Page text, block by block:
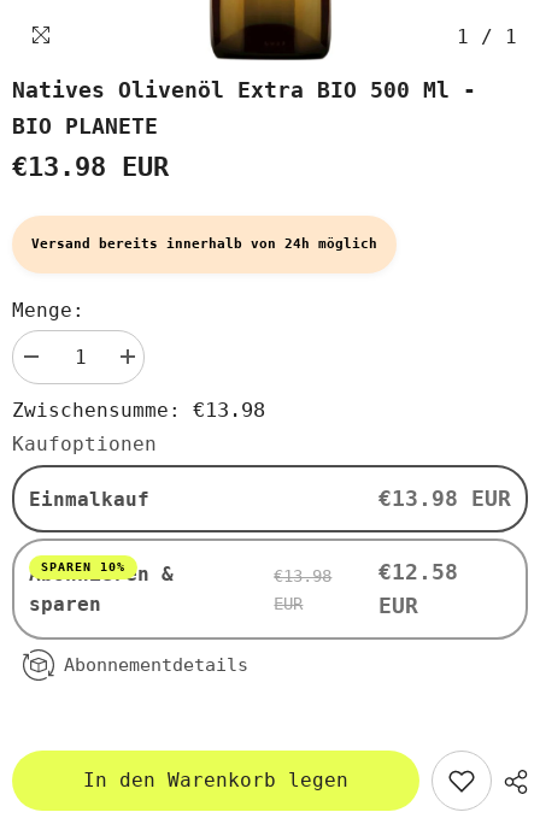
1 / 1
Natives Olivenöl Extra BIO 500 Ml -
BIO PLANETE
€13.98 EUR
Versand bereits innerhalb von 24h möglich
Menge:
verringern
für
Natives
Olivenöl
extra
BIO
500
ml
-
BIO
PLANETE
Menge
erhöhen
Natives
Olivenöl
extra
BIO
500
ml
-
BIO
PLANETE
Zwischensumme: €13.98
Kaufoptionen
Einmalkauf €13.98 EUR
Abonnieren &
sparen
SPAREN 10%
€13.98
EUR
€12.58
EUR
Abonnementdetails
In den Warenkorb legen